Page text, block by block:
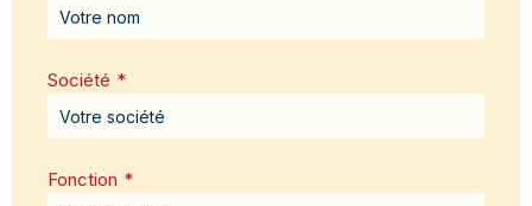
Société *
Fonction *